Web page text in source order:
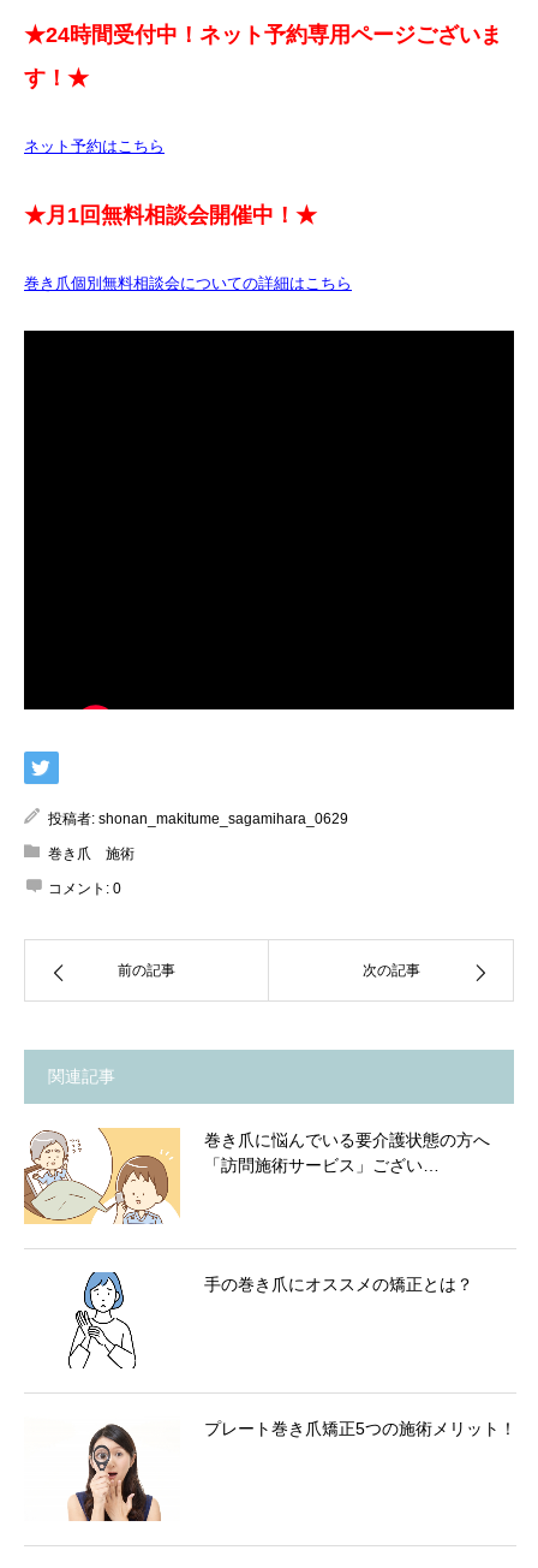
★24時間受付中！ネット予約専用ページございま
す！★
ネット予約はこちら
★月1回無料相談会開催中！★
巻き爪個別無料相談会についての詳細はこちら
投稿者: shonan_makitume_sagamihara_0629
巻き爪 施術
コメント: 0
前の記事 次の記事
関連記事
巻き爪に悩んでいる要介護状態の方へ
「訪問施術サービス」ござい…
手の巻き爪にオススメの矯正とは？
プレート巻き爪矯正5つの施術メリット！